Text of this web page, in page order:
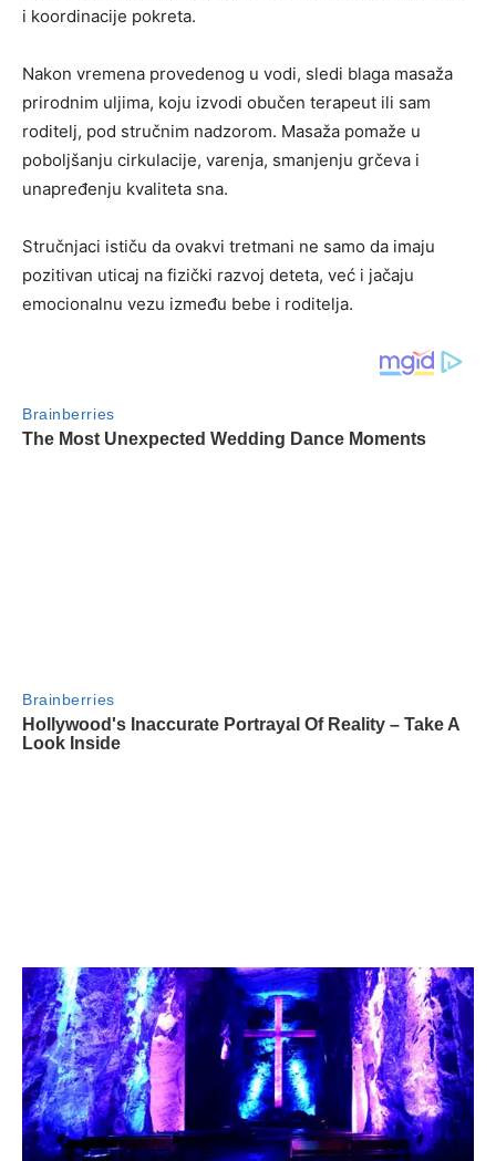
i koordinacije pokreta.
Nakon vremena provedenog u vodi, sledi blaga masaža
prirodnim uljima, koju izvodi obučen terapeut ili sam
roditelj, pod stručnim nadzorom. Masaža pomaže u
poboljšanju cirkulacije, varenja, smanjenju grčeva i
unapređenju kvaliteta sna.
Stručnjaci ističu da ovakvi tretmani ne samo da imaju
pozitivan uticaj na fizički razvoj deteta, već i jačaju
emocionalnu vezu između bebe i roditelja.